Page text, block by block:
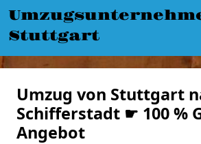
Stuttgart
Umzug von Stuttgart
Schifferstadt ☛ 100 %
Angebot